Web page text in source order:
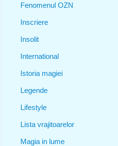
Fenomenul OZN
Inscriere
Insolit
International
Istoria magiei
Legende
Lifestyle
Lista vrajitoarelor
Magia in lume